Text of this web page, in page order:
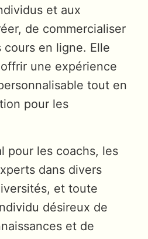
et aux
de commercialiser
en ligne. Elle
une expérience
tout en
pour les
pour les coachs, les
dans divers
et toute
désireux de
et de